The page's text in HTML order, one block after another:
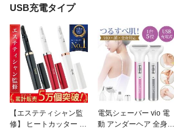
USB充電タイプ
【エステティシャン監
修】 ヒートカッター ア
電気シェーバー vio 電
動 アンダーヘア 全身 1